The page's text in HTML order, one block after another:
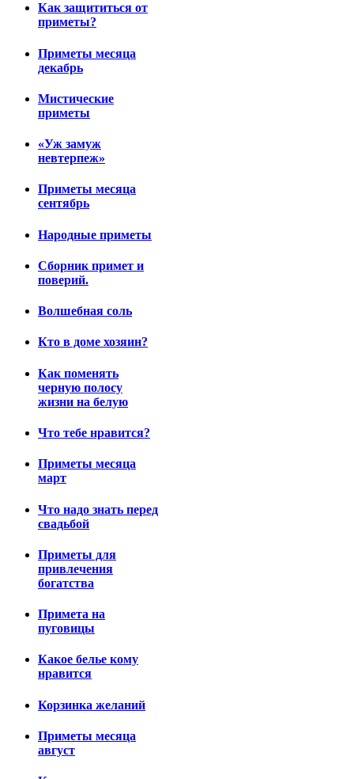
Как защититься от
приметы?
Приметы месяца
декабрь
Мистические
приметы
«Уж замуж
невтерпеж»
Приметы месяца
сентябрь
Народные приметы
Сборник примет и
поверий.
Волшебная соль
Кто в доме хозяин?
Как поменять
черную полосу
жизни на белую
Что тебе нравится?
Приметы месяца
март
Что надо знать перед
свадьбой
Приметы для
привлечения
богатства
Примета на
пуговицы
Какое белье кому
нравится
Корзинка желаний
Приметы месяца
август